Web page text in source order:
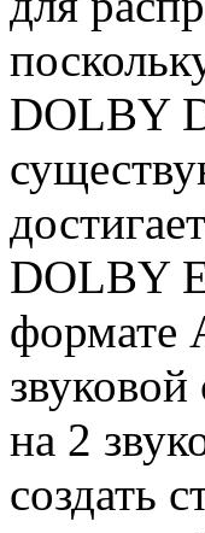
DOLBY
DOLBY
формате
на 2
создать